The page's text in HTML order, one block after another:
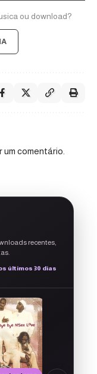
ou download?
comentário.
recentes,
últimos 30 dias